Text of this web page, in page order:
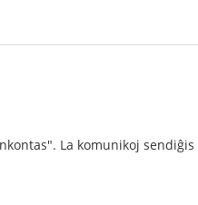
La komunikoj